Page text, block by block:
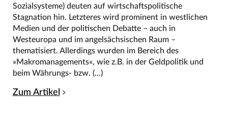
Sozialsysteme) deuten auf wirtschaftspolitische
Stagnation hin. Letzteres wird prominent in westlichen
Medien und der politischen Debatte – auch in
Westeuropa und im angelsächsischen Raum –
thematisiert. Allerdings wurden im Bereich des
»Makromanagements«, wie z.B. in der Geldpolitik und
beim Währungs- bzw. (…)
Zum Artikel